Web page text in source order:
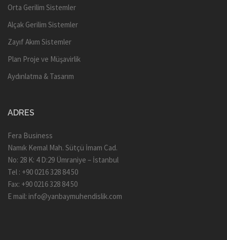
Orta Gerilim Sistemler
Alçak Gerilim Sistemler
Zayıf Akım Sistemler
Plan Proje ve Müşavirlik
Aydınlatma & Tasarım
ADRES
Fera Business
Namık Kemal Mah. Sütçü İmam Cad.
No: 28 K: 4 D:29 Ümraniye – İstanbul
Tel : +90 0216 328 84 50
Fax: +90 0216 328 84 50
E mail: info@yanbaymuhendislik.com